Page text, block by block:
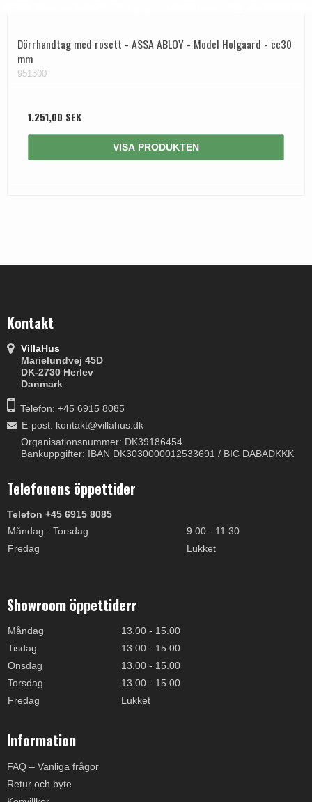
Dörrhandtag med rosett - ASSA ABLOY - Model Holgaard - cc30
mm
951300
1.251,00 SEK
VISA PRODUKTEN
Kontakt
VillaHus
Marielundvej 45D
DK-2730 Herlev
Danmark
Telefon: +45 6915 8085
E-post: kontakt@villahus.dk
Organisationsnummer: DK39186454
Bankuppgifter: IBAN DK3030000012533691 / BIC DABADKKK
Telefonens öppettider
Telefon +45 6915 8085
Måndag - Torsdag
9.00 - 11.30
Fredag
Lukket
Showroom öppettiderr
Måndag
13.00 - 15.00
Tisdag
13.00 - 15.00
Onsdag
13.00 - 15.00
Torsdag
13.00 - 15.00
Fredag
Lukket
Information
FAQ – Vanliga frågor
Retur och byte